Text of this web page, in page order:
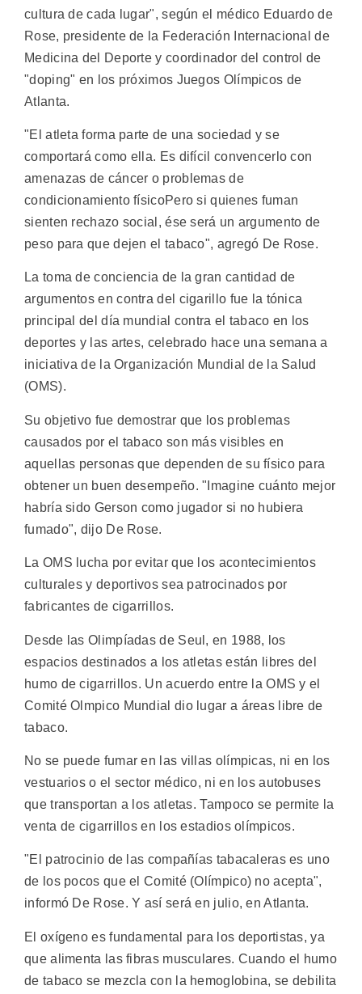
cultura de cada lugar", según el médico Eduardo de
Rose, presidente de la Federación Internacional de
Medicina del Deporte y coordinador del control de
"doping" en los próximos Juegos Olímpicos de
Atlanta.
"El atleta forma parte de una sociedad y se
comportará como ella. Es difícil convencerlo con
amenazas de cáncer o problemas de
condicionamiento físicoPero si quienes fuman
sienten rechazo social, ése será un argumento de
peso para que dejen el tabaco", agregó De Rose.
La toma de conciencia de la gran cantidad de
argumentos en contra del cigarillo fue la tónica
principal del día mundial contra el tabaco en los
deportes y las artes, celebrado hace una semana a
iniciativa de la Organización Mundial de la Salud
(OMS).
Su objetivo fue demostrar que los problemas
causados por el tabaco son más visibles en
aquellas personas que dependen de su físico para
obtener un buen desempeño. "Imagine cuánto mejor
habría sido Gerson como jugador si no hubiera
fumado", dijo De Rose.
La OMS lucha por evitar que los acontecimientos
culturales y deportivos sea patrocinados por
fabricantes de cigarrillos.
Desde las Olimpíadas de Seul, en 1988, los
espacios destinados a los atletas están libres del
humo de cigarrillos. Un acuerdo entre la OMS y el
Comité Olmpico Mundial dio lugar a áreas libre de
tabaco.
No se puede fumar en las villas olímpicas, ni en los
vestuarios o el sector médico, ni en los autobuses
que transportan a los atletas. Tampoco se permite la
venta de cigarrillos en los estadios olímpicos.
"El patrocinio de las compañías tabacaleras es uno
de los pocos que el Comité (Olímpico) no acepta",
informó De Rose. Y así será en julio, en Atlanta.
El oxígeno es fundamental para los deportistas, ya
que alimenta las fibras musculares. Cuando el humo
de tabaco se mezcla con la hemoglobina, se debilita